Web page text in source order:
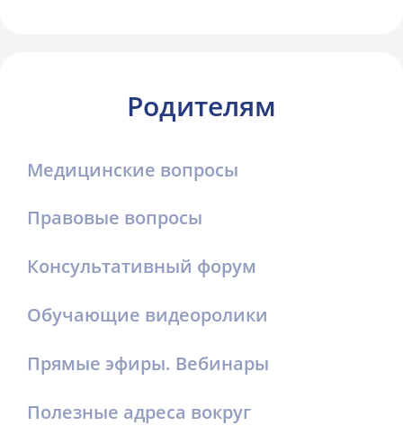
Родителям
Медицинские вопросы
Правовые вопросы
Консультативный форум
Обучающие видеоролики
Прямые эфиры. Вебинары
Полезные адреса вокруг